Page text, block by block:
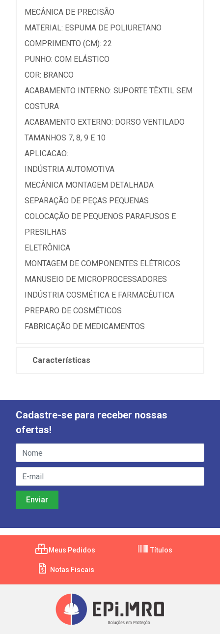
MECÂNICA DE PRECISÃO
MATERIAL: ESPUMA DE POLIURETANO
COMPRIMENTO (CM): 22
PUNHO: COM ELÁSTICO
COR: BRANCO
ACABAMENTO INTERNO: SUPORTE TÊXTIL SEM
COSTURA
ACABAMENTO EXTERNO: DORSO VENTILADO
TAMANHOS 7, 8, 9 E 10
APLICACAO:
INDÚSTRIA AUTOMOTIVA
MECÂNICA MONTAGEM DETALHADA
SEPARAÇÃO DE PEÇAS PEQUENAS
COLOCAÇÃO DE PEQUENOS PARAFUSOS E
PRESILHAS
ELETRÔNICA
MONTAGEM DE COMPONENTES ELÉTRICOS
MANUSEIO DE MICROPROCESSADORES
INDÚSTRIA COSMÉTICA E FARMACÊUTICA
PREPARO DE COSMÉTICOS
FABRICAÇÃO DE MEDICAMENTOS
Características
Cadastre-se para receber nossas
ofertas!
Meus Pedidos Títulos
Notas Fiscais